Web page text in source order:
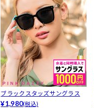
ブラックスタッズサングラス
¥1,980(税込)